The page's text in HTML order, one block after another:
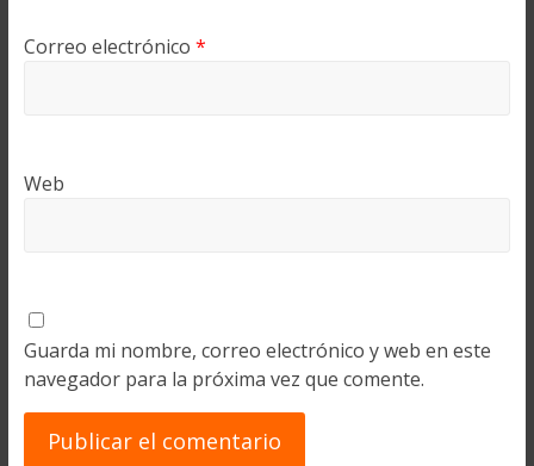
Correo electrónico *
Web
Guarda mi nombre, correo electrónico y web en este
navegador para la próxima vez que comente.